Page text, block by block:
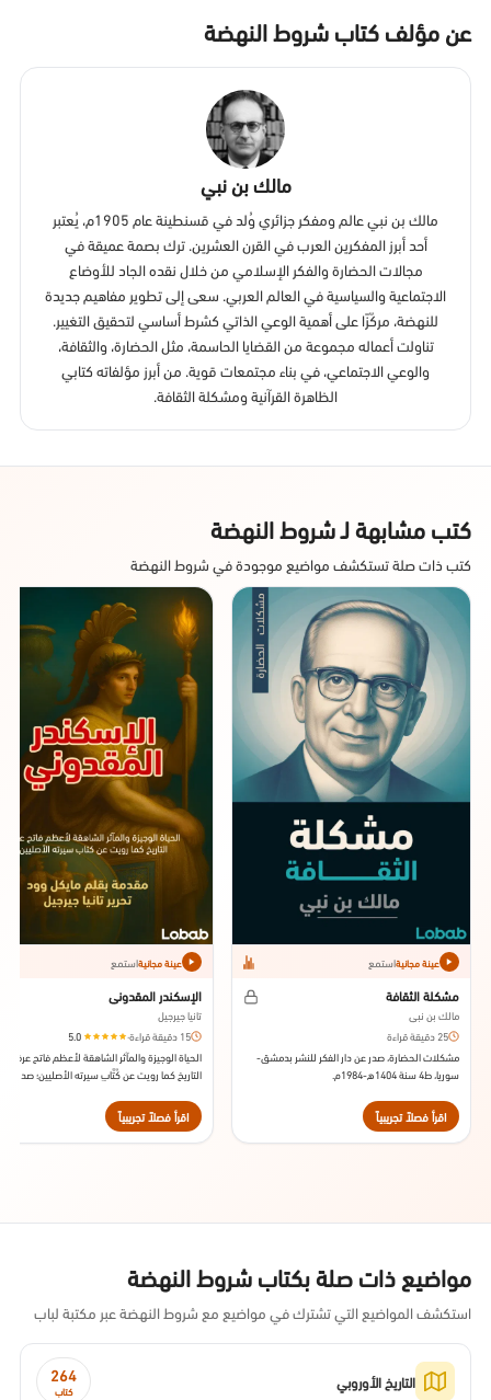
عن مؤلف كتاب شروط النهضة
مالك بن نبي
مالك بن نبي عالم ومفكر جزائري وُلد في قسنطينة عام 1905م، يُعتبر
أحد أبرز المفكرين العرب في القرن العشرين. ترك بصمة عميقة في
مجالات الحضارة والفكر الإسلامي من خلال نقده الجاد للأوضاع
الاجتماعية والسياسية في العالم العربي. سعى إلى تطوير مفاهيم جديدة
للنهضة، مركّزًا على أهمية الوعي الذاتي كشرط أساسي لتحقيق التغيير.
تناولت أعماله مجموعة من القضايا الحاسمة، مثل الحضارة، والثقافة،
والوعي الاجتماعي، في بناء مجتمعات قوية. من أبرز مؤلفاته كتابي
الظاهرة القرآنية ومشكلة الثقافة.
كتب مشابهة لـ شروط النهضة
كتب ذات صلة تستكشف مواضيع موجودة في شروط النهضة
عينة مجانيةاستمع
مشكلة الثقافة
مالك بن نبي
25 دقيقة قراءة
مشكلات الحضارة، صدر عن دار الفكر للنشر بدمشق-
سوريا، ط4 سنة 1404ه-1984م.
اقرأ فصلاً تجريبياً
عينة مجانيةاستمع
الإسكندر المقدوني
تانيا جيرجيل
15 دقيقة قراءة
·
5.0
الحياة الوجيزة والمآثر الشاهقة لأعظم فاتح عرفه
التاريخ كما رويت عن كُتَّابِ سيرته الأصليين؛ صدر عن
اقرأ فصلاً تجريبياً
مواضيع ذات صلة بكتاب شروط النهضة
استكشف المواضيع التي تشترك في مواضيع مع شروط النهضة عبر مكتبة لباب
التاريخ الأوروبي 264
كتاب